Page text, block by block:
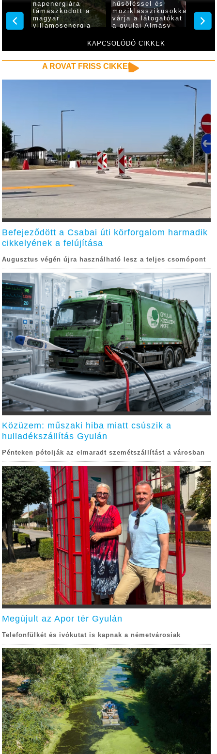
KAPCSOLÓDÓ CIKKEK
napenergiára
támaszkodott a
magyar
villamosenergia-
hűsöléssel és
moziklasszikusokkal
várja a látogatókat
a gyulai Almásy-
A ROVAT FRISS CIKKEI
Befejeződött a Csabai úti körforgalom harmadik
cikkelyének a felújítása
Augusztus végén újra használható lesz a teljes csomópont
Közüzem: műszaki hiba miatt csúszik a
hulladékszállítás Gyulán
Pénteken pótolják az elmaradt szemétszállítást a városban
Megújult az Apor tér Gyulán
Telefonfülkét és ivókutat is kapnak a németvárosiak